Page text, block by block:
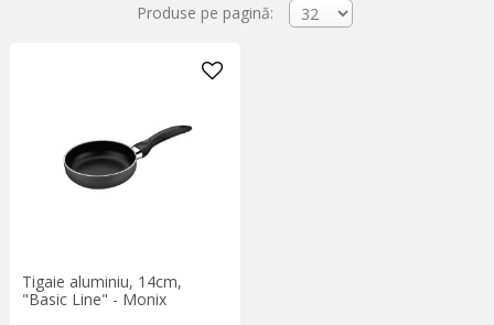
Produse pe pagină:
Tigaie aluminiu, 14cm,
"Basic Line" - Monix